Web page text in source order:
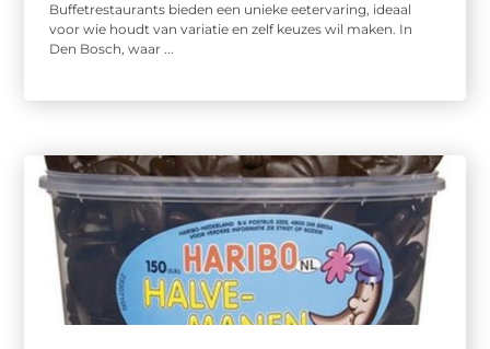
Buffetrestaurants bieden een unieke eetervaring, ideaal
voor wie houdt van variatie en zelf keuzes wil maken. In
Den Bosch, waar ...